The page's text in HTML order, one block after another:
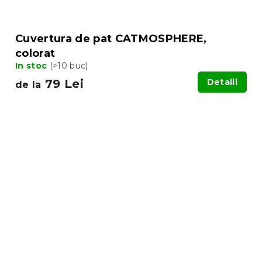
Cuvertura de pat CATMOSPHERE,
colorat
In stoc (>10 buc)
de la 79 Lei Detalii